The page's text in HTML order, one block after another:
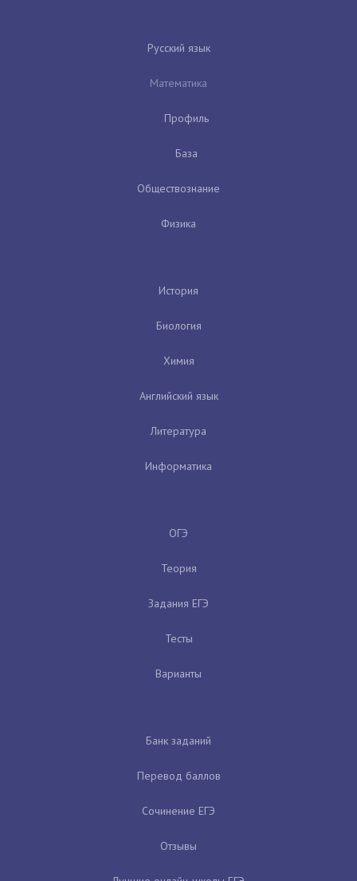
Русский язык
Математика
Профиль
База
Обществознание
Физика
История
Биология
Химия
Английский язык
Литература
Информатика
ОГЭ
Теория
Задания ЕГЭ
Тесты
Варианты
Банк заданий
Перевод баллов
Сочинение ЕГЭ
Отзывы